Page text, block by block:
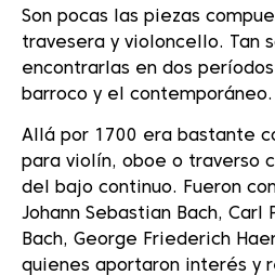
Son pocas las piezas
travesera y violoncello. Tan
encontrarlas en dos
barroco y el contemporáneo.
Allá por 1700 era bastante
para violín, oboe o traverso
del bajo continuo. Fueron
Johann Sebastian Bach, Carl
Bach, George Friederich
quienes aportaron interés y